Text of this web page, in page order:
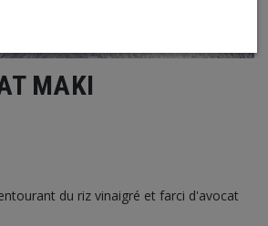
MAKI
du riz vinaigré et farci d'avocat